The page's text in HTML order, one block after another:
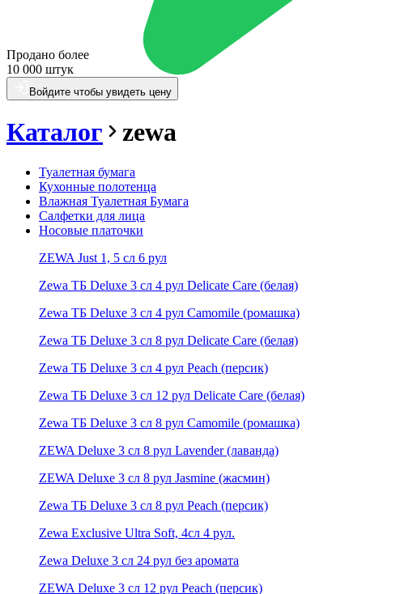
Продано более
10 000 штук
Войдите чтобы увидеть цену
Каталог zewa
Туалетная бумага
Кухонные полотенца
Влажная Туалетная Бумага
Салфетки для лица
Носовые платочки
ZEWA Just 1, 5 сл 6 рул
Zewa ТБ Deluxe 3 сл 4 рул Delicate Care (белая)
Zewa ТБ Deluxe 3 сл 4 рул Camomile (ромашка)
Zewa ТБ Deluxe 3 сл 8 рул Delicate Care (белая)
Zewa ТБ Deluxe 3 сл 4 рул Peach (персик)
Zewa ТБ Deluxe 3 сл 12 рул Delicate Care (белая)
Zewa ТБ Deluxe 3 сл 8 рул Camomile (ромашка)
ZEWA Deluxe 3 сл 8 рул Lavender (лаванда)
ZEWA Deluxe 3 сл 8 рул Jasmine (жасмин)
Zewa ТБ Deluxe 3 сл 8 рул Peach (персик)
Zewa Exclusive Ultra Soft, 4сл 4 рул.
Zewa Deluxe 3 сл 24 рул без аромата
ZEWA Deluxe 3 сл 12 рул Peach (персик)